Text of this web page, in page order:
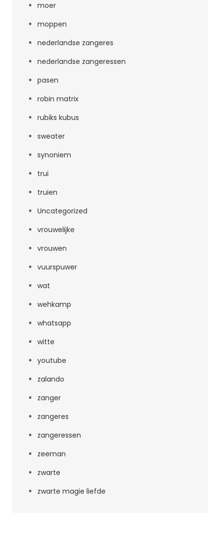
moer
moppen
nederlandse zangeres
nederlandse zangeressen
pasen
robin matrix
rubiks kubus
sweater
synoniem
trui
truien
Uncategorized
vrouwelijke
vrouwen
vuurspuwer
wat
wehkamp
whatsapp
witte
youtube
zalando
zanger
zangeres
zangeressen
zeeman
zwarte
zwarte magie liefde